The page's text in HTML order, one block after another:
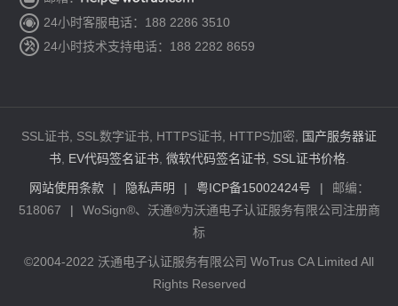
24小时客服电话：188 2286 3510
24小时技术支持电话：188 2282 8659
SSL证书, SSL数字证书, HTTPS证书, HTTPS加密, 国产服务器证
书, EV代码签名证书, 微软代码签名证书, SSL证书价格.
网站使用条款 | 隐私声明 | 粤ICP备15002424号 |
邮编：
518067
|
WoSign®、沃通®为沃通电子认证服务有限公司注册商
标
©2004-2022 沃通电子认证服务有限公司 WoTrus CA Limited All
Rights Reserved